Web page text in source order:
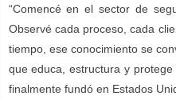
“Comencé en el sector de
Observé cada proceso, cada
tiempo, ese conocimiento se
que educa, estructura y
finalmente fundó en Estados